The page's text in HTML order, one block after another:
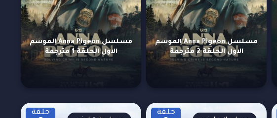
مسلسل Anna Pigeon الموسم
الاول الحلقة 2 مترجمة
مسلسل Anna Pigeon الموسم
الاول الحلقة 1 مترجمة
حلقة حلقة